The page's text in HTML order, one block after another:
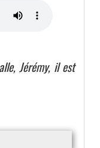
Jérémy, il est